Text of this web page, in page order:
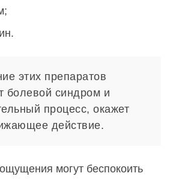
этих препаратов
болевой синдром и
процесс, окажет
действие.
могут беспокоить